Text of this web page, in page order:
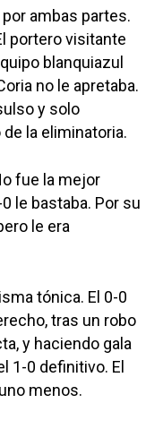
ambas partes.
portero visitante
blanquiazul
no le apretaba.
y solo
la eliminatoria.
fue la mejor
le bastaba. Por su
le era
tónica. El 0-0
tras un robo
y haciendo gala
1-0 definitivo. El
menos.